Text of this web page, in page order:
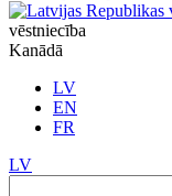
vēstniecība
Kanādā
LV
EN
FR
LV